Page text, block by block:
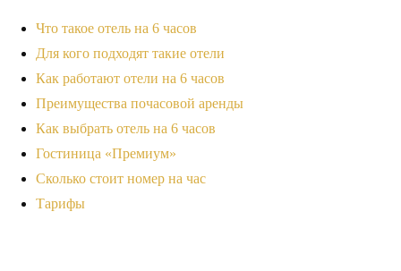
Что такое отель на 6 часов
Для кого подходят такие отели
Как работают отели на 6 часов
Преимущества почасовой аренды
Как выбрать отель на 6 часов
Гостиница «Премиум»
Сколько стоит номер на час
Тарифы